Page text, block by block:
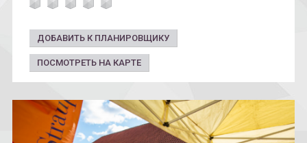
ДОБАВИТЬ К ПЛАНИРОВЩИКУ
ПОСМОТРЕТЬ НА КАРТЕ